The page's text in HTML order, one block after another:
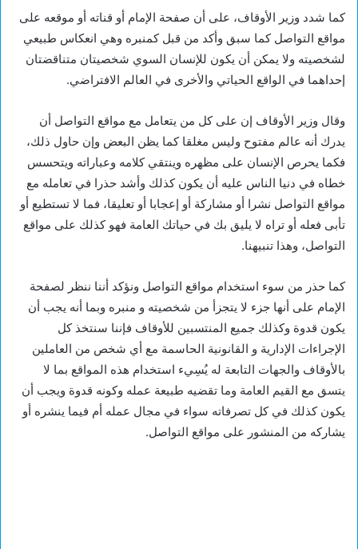
كما شدد وزير الأوقاف، على أن صفحة الإمام أو قناته أو موقعه على
مواقع التواصل كما سبق وأكد من قبل كمنبره وهي انعكاس طبيعي
لشخصيته ولا يمكن أن يكون للإنسان السوي شخصيتان متناقضتان
إحداهما في الواقع الحياتي والأخرى في العالم الافتراضي.
وقال وزير الأوقاف إن على كل من يتعامل مع مواقع التواصل أن
يدرك أنه عالم مفتوح وليس مغلقا كما يظن البعض وإن حاول ذلك،
فكما يحرص الإنسان على مظهره وينتقي كلامه وعباراته ويتحسس
خطاه في دنيا الناس عليه أن يكون كذلك وأشد حذرا في تعامله مع
مواقع التواصل نشرا أو مشاركة أو إعجابا أو تعليقا، فما لا تستطيع أو
تأبى فعله أو تراه لا يليق بك في حياتك العامة فهو كذلك على مواقع
التواصل، وهذا تنبيهنا.
كما حذر من سوء استخدام مواقع التواصل ونؤكد أننا ننظر لصفحة
الإمام على أنها جزء لا يتجزأ من شخصيته و منبره وبما أنه يجب أن
يكون قدوة وكذلك جميع المنتسبين للأوقاف فإننا سنتخذ كل
الإجراءات الإدارية و القانونية الحاسمة مع أي شخص من العاملين
بالأوقاف والجهات التابعة له يُسِيء استخدام هذه المواقع بما لا
يتسق مع القيم العامة وما تقضيه طبيعة عمله وكونه قدوة ويجب أن
يكون كذلك في كل تصرفاته سواء في مجال عمله أم فيما ينشره أو
يشاركه من المنشور على مواقع التواصل.